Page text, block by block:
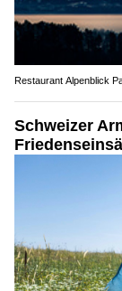
Restaurant Alpenblick
Schweizer